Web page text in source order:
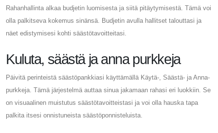
Rahanhallinta alkaa budjetin luomisesta ja siitä pitäytymisestä. Tämä voi
olla palkitseva kokemus sinänsä. Budjetin avulla hallitset talouttasi ja
näet edistymisesi kohti säästötavoitteitasi.
Kuluta, säästä ja anna purkkeja
Päivitä perinteistä säästöpankkiasi käyttämällä Käytä-, Säästä- ja Anna-
purkkeja. Tämä järjestelmä auttaa sinua jakamaan rahasi eri luokkiin. Se
on visuaalinen muistutus säästötavoitteistasi ja voi olla hauska tapa
palkita itsesi onnistuneista säästöponnisteluista.